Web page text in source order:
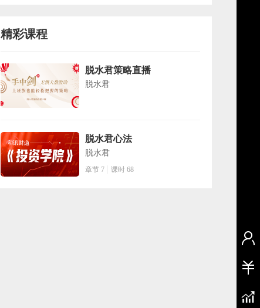
精彩课程
脱水君策略直播
脱水君
脱水君心法
脱水君
章节 7 课时 68